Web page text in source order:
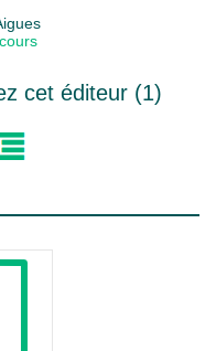
cet éditeur (1)